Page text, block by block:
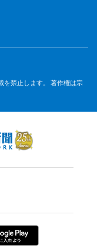
を禁止します。 著作権は宗